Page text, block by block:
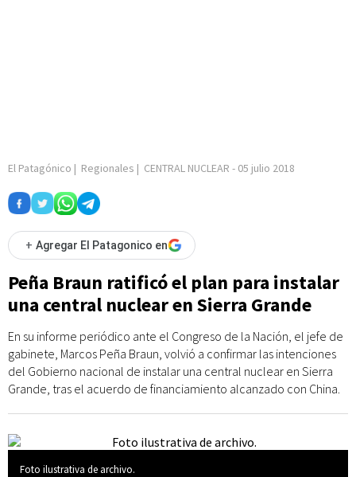
El Patagónico | Regionales | CENTRAL NUCLEAR - 05 julio 2018
+ Agregar El Patagonico en
Peña Braun ratificó el plan para instalar
una central nuclear en Sierra Grande
En su informe periódico ante el Congreso de la Nación, el jefe de
gabinete, Marcos Peña Braun, volvió a confirmar las intenciones
del Gobierno nacional de instalar una central nuclear en Sierra
Grande, tras el acuerdo de financiamiento alcanzado con China.
Foto ilustrativa de archivo.